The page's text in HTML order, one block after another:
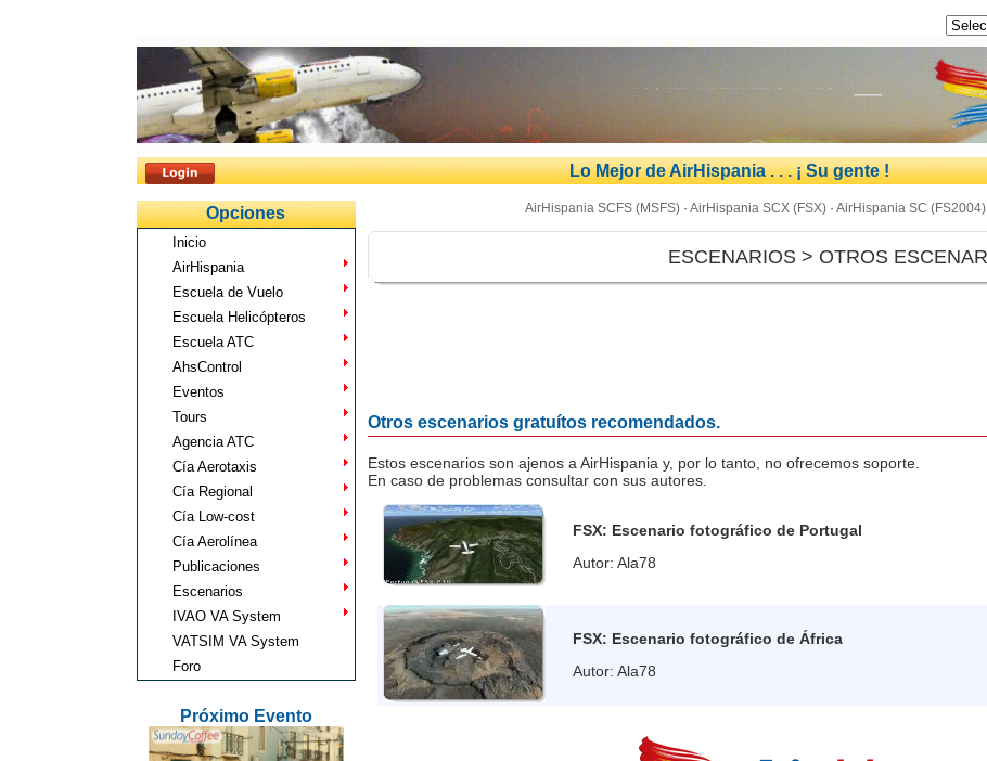
Lo Mejor de AirHispania . . . ¡ Su gente !
Opciones
Inicio
AirHispania
Escuela de Vuelo
Escuela Helicópteros
Escuela ATC
AhsControl
Eventos
Tours
Agencia ATC
Cía Aerotaxis
Cía Regional
Cía Low-cost
Cía Aerolínea
Publicaciones
Escenarios
IVAO VA System
VATSIM VA System
Foro
Próximo Evento
AirHispania SCFS (MSFS) · AirHispania SCX (FSX) · AirHispania SC (FS2004)
ESCENARIOS > OTROS
Otros escenarios gratuítos recomendados.
Estos escenarios son ajenos a AirHispania y, por lo tanto, no ofrecemos soporte.
En caso de problemas consultar con sus autores.
FSX: Escenario fotográfico de Portugal
Autor: Ala78
FSX: Escenario fotográfico de África
Autor: Ala78